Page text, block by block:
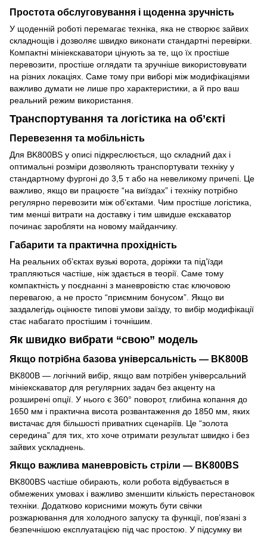
Простота обслуговування і щоденна зручність
У щоденній роботі перемагає техніка, яка не створює зайвих
складнощів і дозволяє швидко виконати стандартні перевірки.
Компактні мініекскаватори цінують за те, що їх простіше
перевозити, простіше оглядати та зручніше використовувати
на різних локаціях. Саме тому при виборі між модифікаціями
важливо думати не лише про характеристики, а й про ваш
реальний режим використання.
Транспортування та логістика на об’єкті
Перевезення та мобільність
Для BK800BS у описі підкреслюється, що складний дах і
оптимальні розміри дозволяють транспортувати техніку у
стандартному фургоні до 3,5 т або на невеликому причепі. Це
важливо, якщо ви працюєте “на виїздах” і техніку потрібно
регулярно перевозити між об’єктами. Чим простіше логістика,
тим менші витрати на доставку і тим швидше екскаватор
починає заробляти на новому майданчику.
Габарити та практична прохідність
На реальних об’єктах вузькі ворота, доріжки та під’їзди
трапляються частіше, ніж здається в теорії. Саме тому
компактність у поєднанні з маневровістю стає ключовою
перевагою, а не просто “приємним бонусом”. Якщо ви
заздалегідь оцінюєте типові умови заїзду, то вибір модифікації
стає набагато простішим і точнішим.
Як швидко вибрати “свою” модель
Якщо потрібна базова універсальність — BK800B
BK800B — логічний вибір, якщо вам потрібен універсальний
мініекскаватор для регулярних задач без акценту на
розширені опції. У нього є 360° поворот, глибина копання до
1650 мм і практична висота розвантаження до 1850 мм, яких
вистачає для більшості приватних сценаріїв. Це “золота
середина” для тих, хто хоче отримати результат швидко і без
зайвих ускладнень.
Якщо важлива маневровість стріли — BK800BS
BK800BS частіше обирають, коли робота відбувається в
обмежених умовах і важливо зменшити кількість перестановок
техніки. Додатково корисними можуть бути свічки
розжарювання для холодного запуску та функції, пов’язані з
безпечнішою експлуатацією під час простою. У підсумку ви